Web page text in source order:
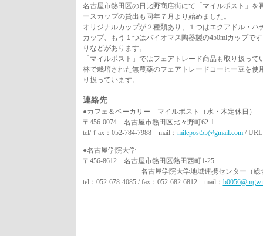
名古屋市熱田区の日比野商店街にて「マイルポスト」を
ースカップの貸出も同年７月より始めました。
オリジナルカップが２種類あり、１つはエクアドル・ハ
カップ、もう１つはバイオマス陶器製の450mlカップで
りなどがあります。
「マイルポスト」ではフェアトレード商品も取り扱っ
林で栽培された無農薬のフェアトレードコーヒー豆を使
り扱っています。
連絡先
●カフェ＆ベーカリー マイルポスト（水・木定休日）
〒456-0074 名古屋市熱田区比々野町62-1
tel/ｆax：052-784-7988 mail： milepost55@gmail.com/ URL
●名古屋学院大学
〒456-8612 名古屋市熱田区熱田西町1-25
名古屋学院大学地域連携センター（総合
tel：052-678-4085 / fax：052-682-6812 mail：